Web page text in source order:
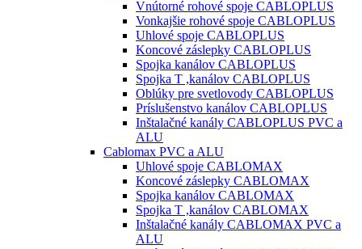
Vnútorné rohové spoje CABLOPLUS
Vonkajšie rohové spoje CABLOPLUS
Uhlové spoje CABLOPLUS
Koncové záslepky CABLOPLUS
Spojka kanálov CABLOPLUS
Spojka T ,kanálov CABLOPLUS
Oblúky pre svetlovody CABLOPLUS
Príslušenstvo kanálov CABLOPLUS
Inštalačné kanály CABLOPLUS PVC a
ALU
Cablomax PVC a ALU
Uhlové spoje CABLOMAX
Koncové záslepky CABLOMAX
Spojka kanálov CABLOMAX
Spojka T ,kanálov CABLOMAX
Inštalačné kanály CABLOMAX PVC a
ALU